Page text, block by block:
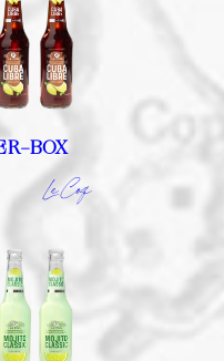
BOX
Le Coq